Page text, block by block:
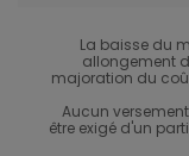
La baisse du
allongement
majoration du
Aucun
être exigé d'un